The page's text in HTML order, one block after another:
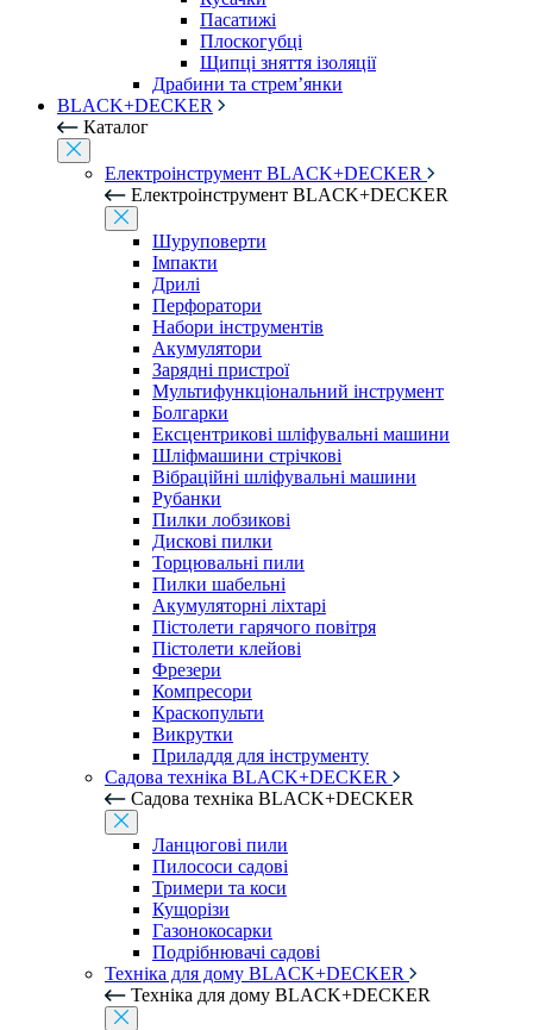
Пасатижі
Плоскогубці
Щипці зняття ізоляції
Драбини та стрем’янки
BLACK+DECKER
Каталог
Електроінструмент BLACK+DECKER
Електроінструмент BLACK+DECKER
Шуруповерти
Імпакти
Дрилі
Перфоратори
Набори інструментів
Акумулятори
Зарядні пристрої
Мультифункціональний інструмент
Болгарки
Ексцентрикові шліфувальні машини
Шліфмашини стрічкові
Вібраційні шліфувальні машини
Рубанки
Пилки лобзикові
Дискові пилки
Торцювальні пили
Пилки шабельні
Акумуляторні ліхтарі
Пістолети гарячого повітря
Пістолети клейові
Фрезери
Компресори
Краскопульти
Викрутки
Приладдя для інструменту
Садова техніка BLACK+DECKER
Садова техніка BLACK+DECKER
Ланцюгові пили
Пилососи садові
Тримери та коси
Кущорізи
Газонокосарки
Подрібнювачі садові
Техніка для дому BLACK+DECKER
Техніка для дому BLACK+DECKER